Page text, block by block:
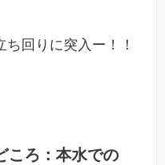
回りに突入ー！！
ころ：本水での